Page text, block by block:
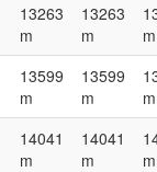
13263
m
13263
m
m
13599
m
13599
m
m
14041
m
14041
m
m